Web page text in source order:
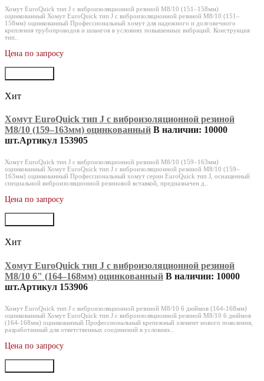
Хомут EuroQuick тип J с виброизоляционной резиной M8/10 (151–158мм)
оцинкованный Хомут EuroQuick тип J с виброизоляционной резиной M8/10 (151–
158мм) оцинкованный Профессиональный хомут для надежного и долговечного
крепления трубопроводов и шлангов в условиях повышенных вибраций. Конструкция
тип..
Цена по запросу
Хит
Хомут EuroQuick тип J с виброизоляционной резиной
M8/10 (159‒163мм) оцинкованный В наличии: 10000
шт.Артикул 153905
Хомут EuroQuick тип J с виброизоляционной резиной M8/10 (159–163мм)
оцинкованный Хомут EuroQuick тип J с виброизоляционной резиной M8/10 (159–
163мм) оцинкованный Профессиональный хомут серии EuroQuick тип J, оснащенный
специальной виброизоляционной резиновой вставкой, предназначен д..
Цена по запросу
Хит
Хомут EuroQuick тип J с виброизоляционной резиной
M8/10 6" (164‒168мм) оцинкованный В наличии: 10000
шт.Артикул 153906
Хомут EuroQuick тип J с виброизоляционной резиной M8/10 6 дюймов (164-168мм)
оцинкованный Хомут EuroQuick тип J с виброизоляционной резиной M8/10 6 дюймов
(164-168мм) оцинкованный Профессиональный крепежный элемент нового поколения,
разработанный для ответственных соединений в условиях..
Цена по запросу